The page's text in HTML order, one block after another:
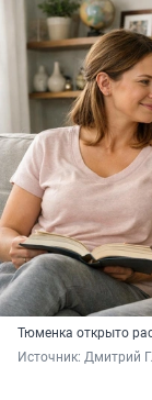
Тюменка открыто
Источник: Дмитрий